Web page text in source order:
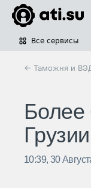
Все сервисы
← Таможня и
Более
Грузии
10:39, 30